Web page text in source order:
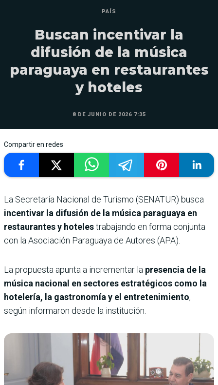
PAÍS
Buscan incentivar la
difusión de la música
paraguaya en restaurantes
y hoteles
8 DE JUNIO DE 2026 7:35
Compartir en redes
La Secretaría Nacional de Turismo (SENATUR) busca
incentivar la difusión de la música paraguaya en
restaurantes y hotelestrabajando en forma conjunta
con la Asociación Paraguaya de Autores (APA).
La propuesta apunta a incrementar la presencia de la
música nacional en sectores estratégicos como la
hotelería, la gastronomía y el entretenimiento,
según informaron desde la institución.